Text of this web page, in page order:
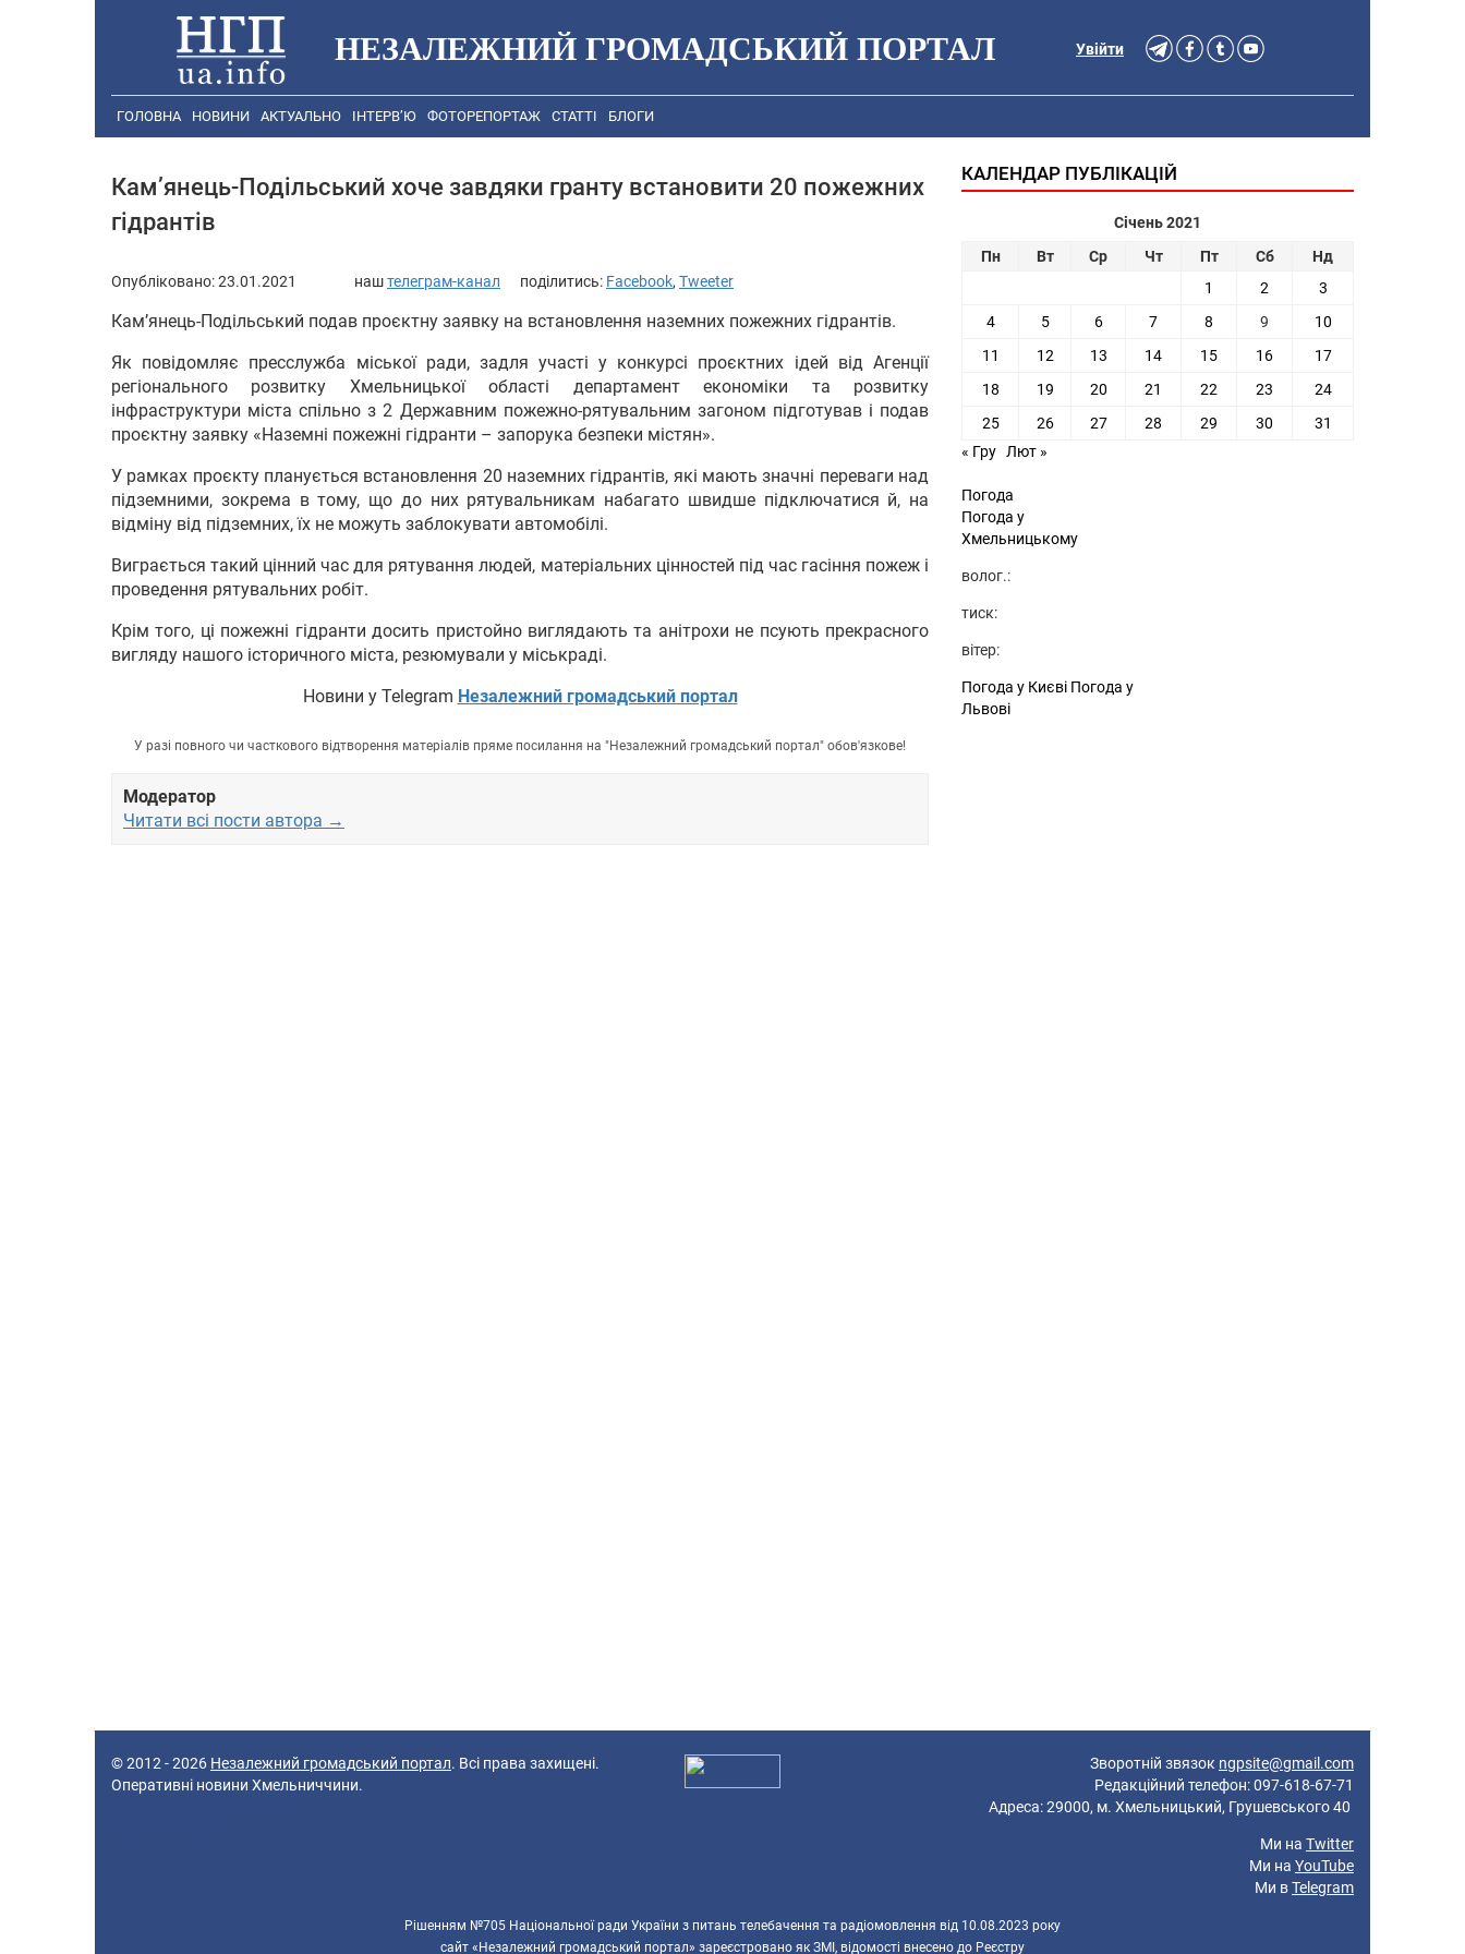
НЕЗАЛЕЖНИЙ ГРОМАДСЬКИЙ ПОРТАЛ Увійти
ГОЛОВНА НОВИНИ АКТУАЛЬНО ІНТЕРВ’Ю ФОТОРЕПОРТАЖ СТАТТІ БЛОГИ
Кам’янець-Подільський хоче завдяки гранту встановити 20 пожежних
гідрантів
Опубліковано:23.01.2021 наштелеграм-канал поділитись: Facebook, Tweeter
Кам’янець-Подільський подав проєктну заявку на встановлення наземних пожежних гідрантів.
Як повідомляє пресслужба міської ради, задля участі у конкурсі проєктних ідей від Агенції
регіонального розвитку Хмельницької області департамент економіки та розвитку
інфраструктури міста спільно з 2 Державним пожежно-рятувальним загоном підготував і подав
проєктну заявку «Наземні пожежні гідранти – запорука безпеки містян».
У рамках проєкту планується встановлення 20 наземних гідрантів, які мають значні переваги над
підземними, зокрема в тому, що до них рятувальникам набагато швидше підключатися й, на
відміну від підземних, їх не можуть заблокувати автомобілі.
Виграється такий цінний час для рятування людей, матеріальних цінностей під час гасіння пожеж і
проведення рятувальних робіт.
Крім того, ці пожежні гідранти досить пристойно виглядають та анітрохи не псують прекрасного
вигляду нашого історичного міста, резюмували у міськраді.
Новини у Telegram Незалежний громадський портал
У разі повного чи часткового відтворення матеріалів пряме посилання на "Незалежний громадський портал" обов'язкове!
Модератор
Читати всі пости автора →
КАЛЕНДАР ПУБЛІКАЦІЙ
Січень 2021
Пн
Вт Ср Чт Пт Сб
Нд
1
2
3
4
5 6 7 8 9
10
11
12 13 14 15 16
17
18
19 20 21 22 23
24
25
26 27 28 29 30
31
« Гру Лют »
Погода
Погода у
Хмельницькому
волог.:
тиск:
вітер:
Погода у Києві Погода у
Львові
© 2012 - 2026 Незалежний громадський портал. Всі права захищені.
Оперативні новини Хмельниччини.
Зворотній звязок ngpsite@gmail.com
Редакційний телефон: 097-618-67-71
Адреса: 29000, м. Хмельницький, Грушевського 40
Ми на Twitter
Ми на YouTube
Ми вTelegram
Рішенням №705 Національної ради України з питань телебачення та радіомовлення від 10.08.2023 року
сайт «Незалежний громадський портал» зареєстровано як ЗМІ, відомості внесено до Реєстру